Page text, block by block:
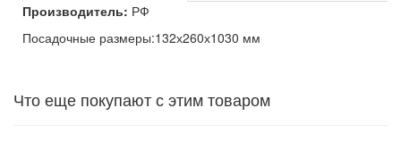
Производитель: РФ
Посадочные размеры:132х260х1030 мм
Что еще покупают с этим товаром